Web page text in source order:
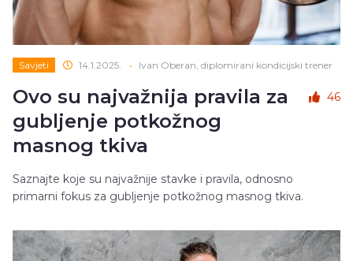
Savjeti 14.1.2025. • Ivan Oberan, diplomirani kondicijski trener
Ovo su najvažnija pravila za
gubljenje potkožnog
masnog tkiva
46
Saznajte koje su najvažnije stavke i pravila, odnosno
primarni fokus za gubljenje potkožnog masnog tkiva.